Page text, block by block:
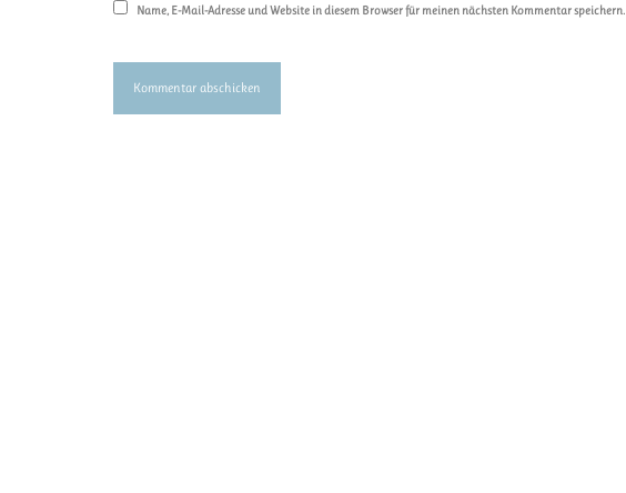
Name, E-Mail-Adresse und Website in diesem Browser für meinen nächsten Kommentar speichern.